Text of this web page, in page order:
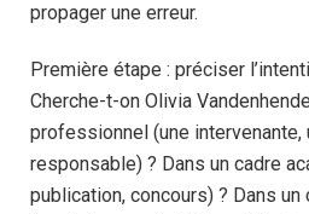
propager une erreur.
Première étape : préciser
Cherche-t-on Olivia
professionnel (une intervenante,
responsable) ? Dans un cadre
publication, concours) ? Dans